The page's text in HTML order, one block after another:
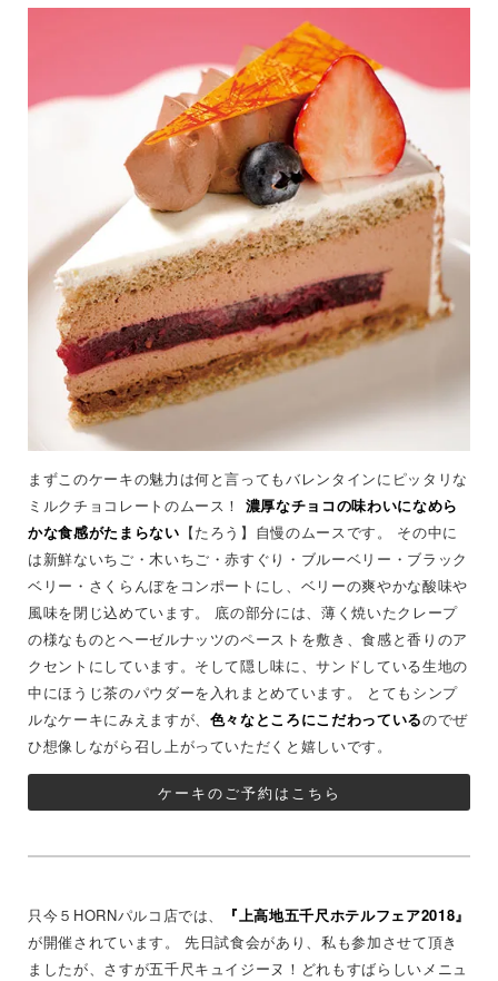
まずこのケーキの魅力は何と言ってもバレンタインにピッタリな
ミルクチョコレートのムース！ 濃厚なチョコの味わいになめら
かな食感がたまらない 【たろう】自慢のムースです。 その中に
は新鮮ないちご・木いちご・赤すぐり・ブルーベリー・ブラック
ベリー・さくらんぼをコンポートにし、ベリーの爽やかな酸味や
風味を閉じ込めています。 底の部分には、薄く焼いたクレープ
の様なものとヘーゼルナッツのペーストを敷き、食感と香りのア
クセントにしています。そして隠し味に、サンドしている生地の
中にほうじ茶のパウダーを入れまとめています。 とてもシンプ
ルなケーキにみえますが、 色々なところにこだわっているのでぜ
ひ想像しながら召し上がっていただくと嬉しいです。
ケーキのご予約はこちら
只今５HORNパルコ店では、
『上高地五千尺ホテルフェア2018』
が開催されています。 先日試食会があり、私も参加させて頂き
ましたが、さすが五千尺キュイジーヌ！どれもすばらしいメニュ